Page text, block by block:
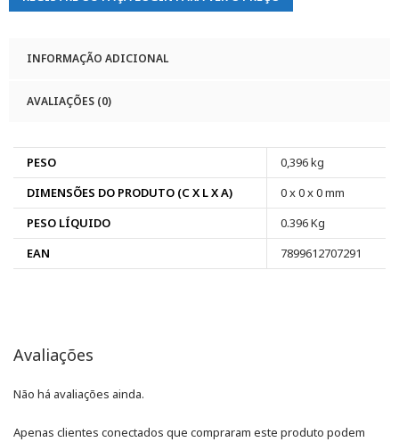
INFORMAÇÃO ADICIONAL
AVALIAÇÕES (0)
PESO
0,396 kg
DIMENSÕES DO PRODUTO (C X L X A)
0 x 0 x 0 mm
PESO LÍQUIDO
0.396 Kg
EAN
7899612707291
Avaliações
Não há avaliações ainda.
Apenas clientes conectados que compraram este produto podem